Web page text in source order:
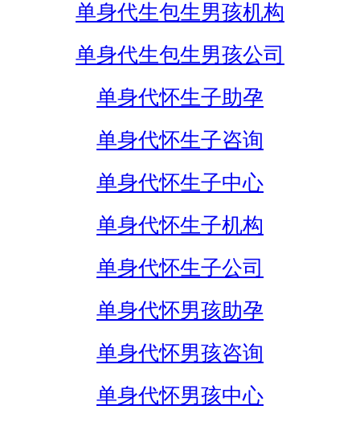
单身代生包生男孩机构
单身代生包生男孩公司
单身代怀生子助孕
单身代怀生子咨询
单身代怀生子中心
单身代怀生子机构
单身代怀生子公司
单身代怀男孩助孕
单身代怀男孩咨询
单身代怀男孩中心